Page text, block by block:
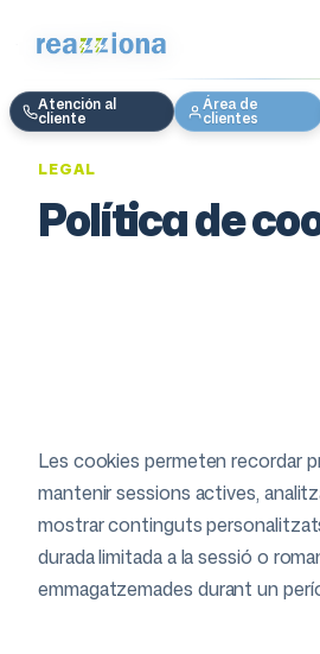
Atención al
cliente
Área de
clientes
LEGAL
Política de
Les cookies permeten recordar
mantenir sessions actives,
mostrar continguts
durada limitada a la sessió o
emmagatzemades durant un